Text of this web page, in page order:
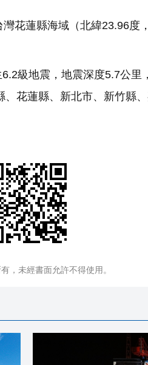
花蓮縣海域（北緯23.96度
級地震，地震深度5.7公里
花蓮縣、新北市、新竹縣
，未經書面允許不得使用。